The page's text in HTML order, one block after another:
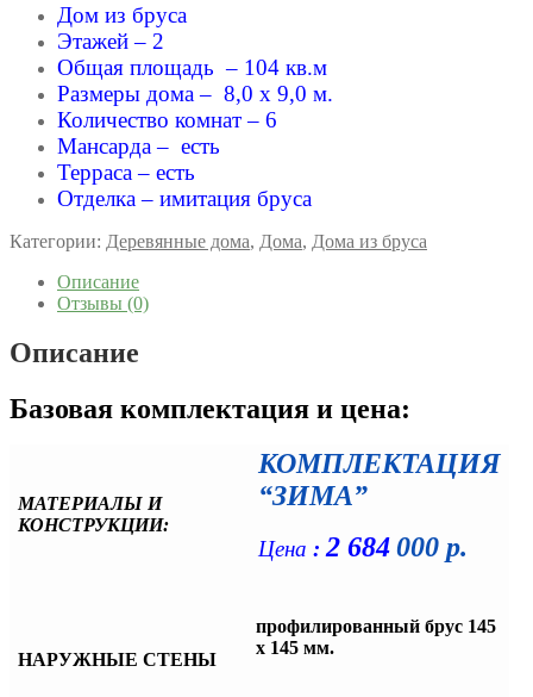
Дом из бруса
Этажей – 2
Общая площадь – 104 кв.м
Размеры дома – 8,0 x 9,0 м.
Количество комнат – 6
Мансарда – есть
Терраса – есть
Отделка – имитация бруса
Категории: Деревянные дома, Дома, Дома из бруса
Описание
Отзывы (0)
Описание
Базовая комплектация и цена:
МАТЕРИАЛЫ И
КОНСТРУКЦИИ:
КОМПЛЕКТАЦИЯ
“ЗИМА”
Цена : 2 684 000 р.
НАРУЖНЫЕ СТЕНЫ
профилированный брус 145
х 145 мм.